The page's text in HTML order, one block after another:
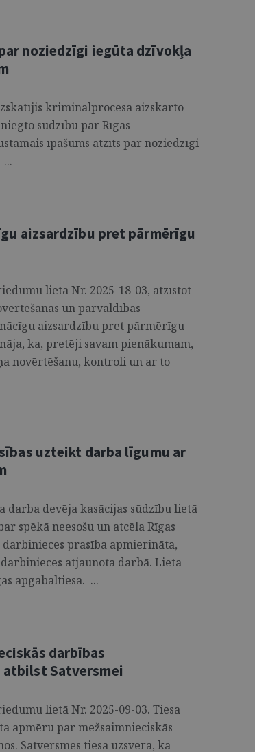
noziedzīgi iegūta dzīvokļa
kriminālprocesā aizskarto
sūdzību par Rīgas
īpašums atzīts par noziedzīgi
aizsardzību pret pārmērīgu
lietā Nr. 2025-18-03, atzīstot
un pārvaldības
aizsardzību pret pārmērīgu
ka, pretēji savam pienākumam,
novērtēšanu, kontroli un ar to
uzteikt darba līgumu ar
darba devēja kasācijas sūdzību lietā
spēkā neesošu un atcēla Rīgas
prasība apmierināta,
atjaunota darbā. Lieta
apgabaltiesā. ...
darbības
Satversmei
lietā Nr. 2025-09-03. Tiesa
apmēru par mežsaimnieciskās
Satversmes tiesa uzsvēra, ka